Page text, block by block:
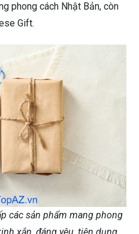
phong cách Nhật Bản, còn
Gift.
các sản phẩm mang phong
xắn, đáng yêu, tiện dụng…